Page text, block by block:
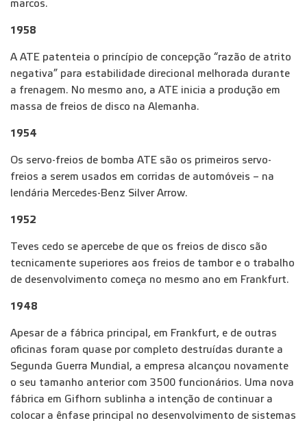
marcos.
1958
A ATE patenteia o princípio de concepção “razão de atrito
negativa” para estabilidade direcional melhorada durante
a frenagem. No mesmo ano, a ATE inicia a produção em
massa de freios de disco na Alemanha.
1954
Os servo-freios de bomba ATE são os primeiros servo-
freios a serem usados em corridas de automóveis – na
lendária Mercedes-Benz Silver Arrow.
1952
Teves cedo se apercebe de que os freios de disco são
tecnicamente superiores aos freios de tambor e o trabalho
de desenvolvimento começa no mesmo ano em Frankfurt.
1948
Apesar de a fábrica principal, em Frankfurt, e de outras
oficinas foram quase por completo destruídas durante a
Segunda Guerra Mundial, a empresa alcançou novamente
o seu tamanho anterior com 3500 funcionários. Uma nova
fábrica em Gifhorn sublinha a intenção de continuar a
colocar a ênfase principal no desenvolvimento de sistemas